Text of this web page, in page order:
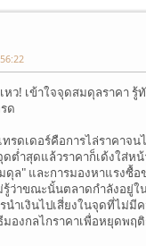
ว! เข้าใจจุดสมดุลราคา รู้
ด
รดเดอร์คือการไล่ราคาจ
ต่ำสุดแล้วราคาก็เด้งใส่ห
ดุล" และการมองหาแรงซื้อ
รู้ว่าขณะนั้นตลาดกำลังอยู่
ำเงินไปเสี่ยงในจุดที่ไม่มี
องกลไกราคาเพื่อหยุดพฤ